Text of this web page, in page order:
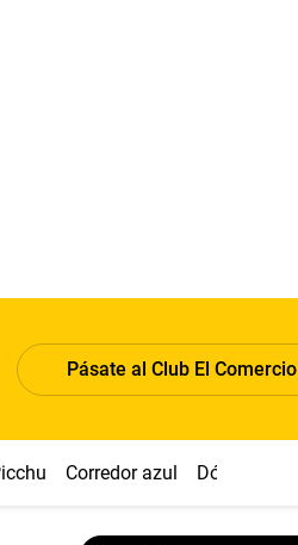
Pásate al Club El Comercio
Corredor azul Dólar